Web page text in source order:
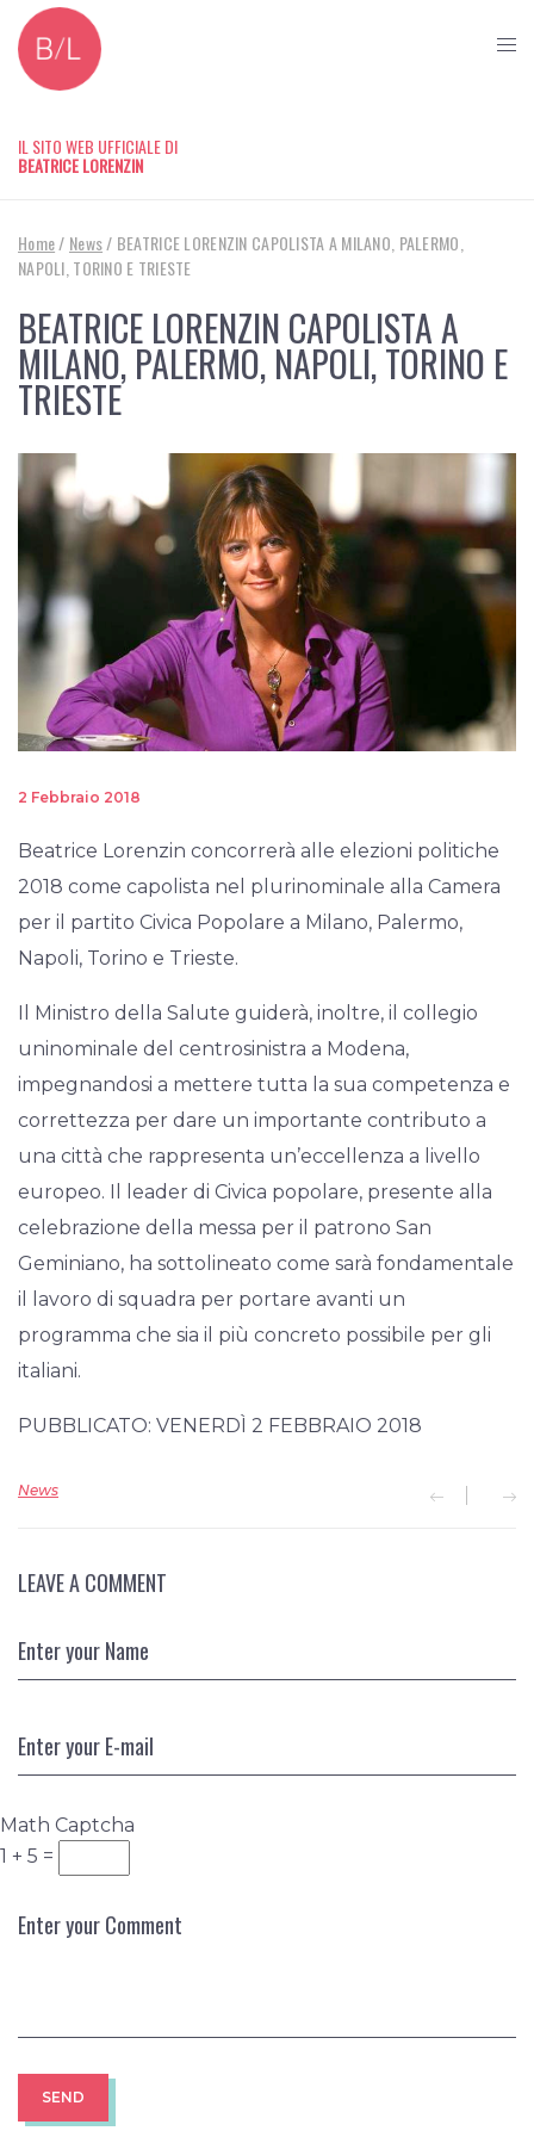
IL SITO WEB UFFICIALE DI
BEATRICE LORENZIN
Home/ News/ BEATRICE LORENZIN CAPOLISTA A MILANO, PALERMO,
NAPOLI, TORINO E TRIESTE
BEATRICE LORENZIN CAPOLISTA A
MILANO, PALERMO, NAPOLI, TORINO E
TRIESTE
2 Febbraio 2018
Beatrice Lorenzin concorrerà alle elezioni politiche
2018 come capolista nel plurinominale alla Camera
per il partito Civica Popolare a Milano, Palermo,
Napoli, Torino e Trieste.
Il Ministro della Salute guiderà, inoltre, il collegio
uninominale del centrosinistra a Modena,
impegnandosi a mettere tutta la sua competenza e
correttezza per dare un importante contributo a
una città che rappresenta un’eccellenza a livello
europeo. Il leader di Civica popolare, presente alla
celebrazione della messa per il patrono San
Geminiano, ha sottolineato come sarà fondamentale
il lavoro di squadra per portare avanti un
programma che sia il più concreto possibile per gli
italiani.
PUBBLICATO: VENERDÌ 2 FEBBRAIO 2018
News
LEAVE A COMMENT
Math Captcha
1 + 5 =